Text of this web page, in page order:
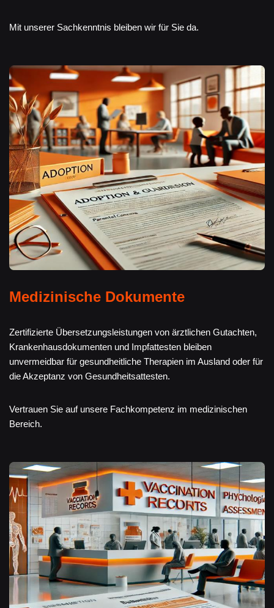
Mit unserer Sachkenntnis bleiben wir für Sie da.
Medizinische Dokumente
Zertifizierte Übersetzungsleistungen von ärztlichen Gutachten,
Krankenhausdokumenten und Impfattesten bleiben
unvermeidbar für gesundheitliche Therapien im Ausland oder für
die Akzeptanz von Gesundheitsattesten.
Vertrauen Sie auf unsere Fachkompetenz im medizinischen
Bereich.